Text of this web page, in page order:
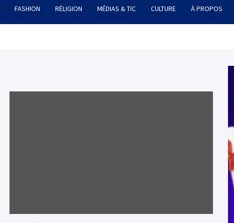
FASHION RÉLIGION MÉDIAS & TIC CULTURE À PROPOS